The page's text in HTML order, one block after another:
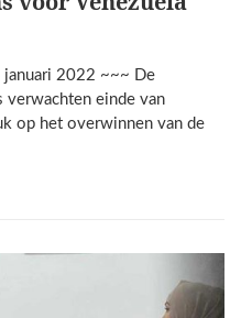
januari 2022 ~~~ De
einde van
op het overwinnen van de